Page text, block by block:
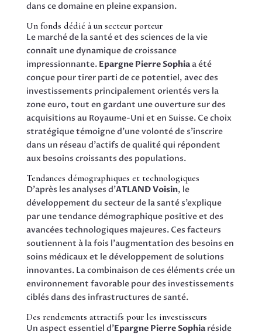
dans ce domaine en pleine expansion.
Un fonds dédié à un secteur porteur
Le marché de la santé et des sciences de la vie
connaît une dynamique de croissance
impressionnante. Epargne Pierre Sophiaa été
conçue pour tirer parti de ce potentiel, avec des
investissements principalement orientés vers la
zone euro, tout en gardant une ouverture sur des
acquisitions au Royaume-Uni et en Suisse. Ce choix
stratégique témoigne d’une volonté de s’inscrire
dans un réseau d’actifs de qualité qui répondent
aux besoins croissants des populations.
Tendances démographiques et technologiques
D’après les analyses d’ATLAND Voisin, le
développement du secteur de la santé s’explique
par une tendance démographique positive et des
avancées technologiques majeures. Ces facteurs
soutiennent à la fois l’augmentation des besoins en
soins médicaux et le développement de solutions
innovantes. La combinaison de ces éléments crée un
environnement favorable pour des investissements
ciblés dans des infrastructures de santé.
Des rendements attractifs pour les investisseurs
Un aspect essentiel d’Epargne Pierre Sophiaréside